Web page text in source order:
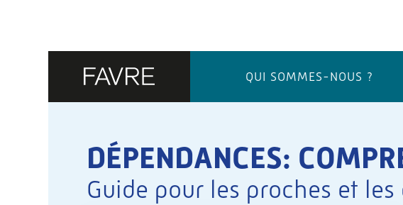
QUI SOMMES-NOUS ?
DÉPENDANCES:
Guide pour les proches et